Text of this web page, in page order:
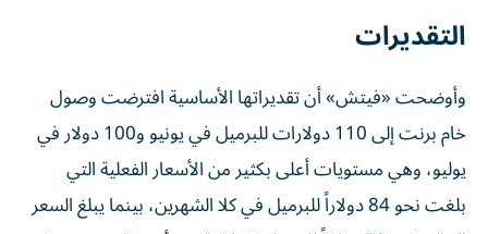
التقديرات
وأوضحت «فيتش» أن تقديراتها الأساسية افترضت وصول
خام برنت إلى 110 دولارات للبرميل في يونيو و100 دولار في
يوليو، وهي مستويات أعلى بكثير من الأسعار الفعلية التي
بلغت نحو 84 دولاراً للبرميل في كلا الشهرين، بينما يبلغ السعر